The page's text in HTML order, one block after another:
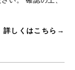
詳しくはこちら→